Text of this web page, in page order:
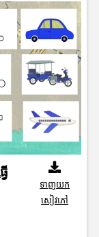
ទាញយក
សៀវភៅ